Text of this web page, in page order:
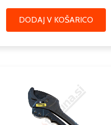
DODAJ V KOŠARICO